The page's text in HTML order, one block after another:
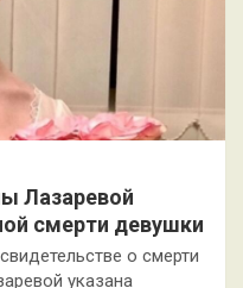
Лазаревой
смерти девушки
о смерти
указана